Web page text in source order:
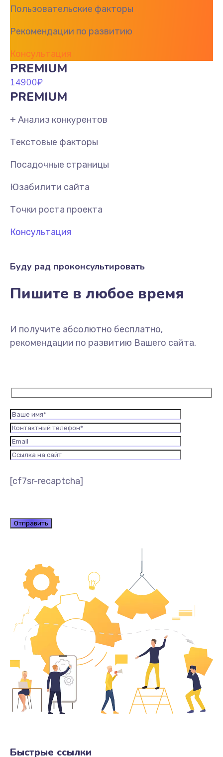
Пользовательские факторы
Рекомендации по развитию
Консультация
PREMIUM
14900₽
PREMIUM
+ Анализ конкурентов
Текстовые факторы
Посадочные страницы
Юзабилити сайта
Точки роста проекта
Консультация
Буду рад проконсультировать
Пишите в любое время
И получите абсолютно бесплатно,
рекомендации по развитию Вашего сайта.
[cf7sr-recaptcha]
Быстрые ссылки